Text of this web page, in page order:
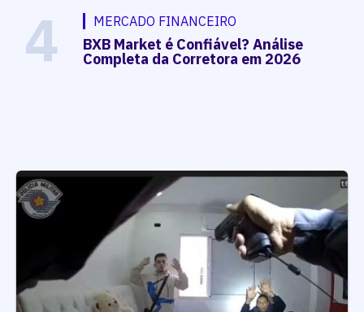
4 MERCADO FINANCEIRO
BXB Market é Confiável? Análise
Completa da Corretora em 2026